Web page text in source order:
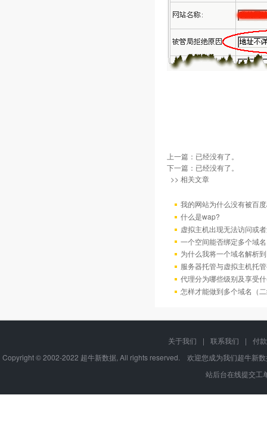
上一篇：已经没有了。
下一篇：已经没有了。
>> 相关文章
我的网站为什么没有被百
什么是wap?
虚拟主机出现无法访问或
一个空间能否绑定多个域
为什么我将一个域名解析
服务器托管与虚拟主机托
代理分为哪些级别及享受
怎样才能做到多个域名（
关于我们 | 联系我们 |
付
Copyright © 2002-2022 超牛新数据, All rights reserved. 欢迎您成为我们超牛新
站后台在线提交工